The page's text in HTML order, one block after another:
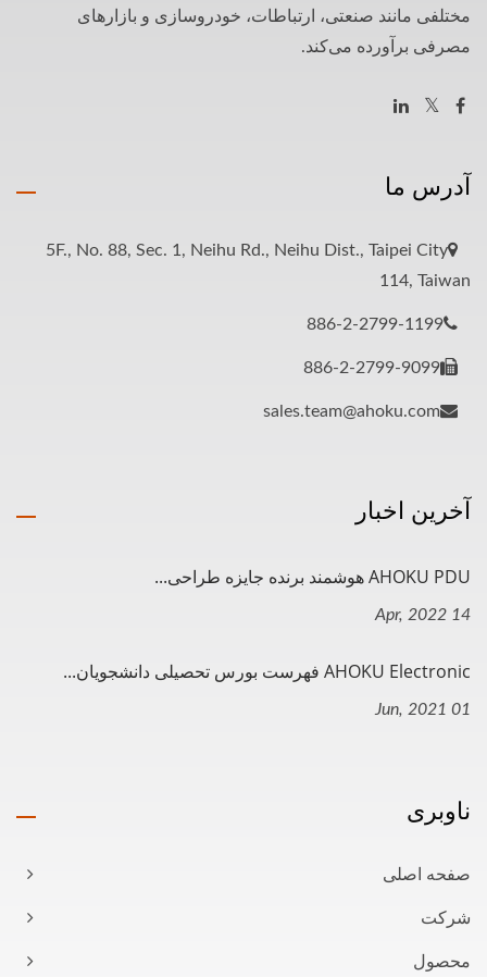
مختلفی مانند صنعتی، ارتباطات، خودروسازی و بازارهای
مصرفی برآورده می‌کند.
آدرس ما
5F., No. 88, Sec. 1, Neihu Rd., Neihu Dist., Taipei City
114, Taiwan
886-2-2799-1199
886-2-2799-9099
sales.team@ahoku.com
آخرین اخبار
AHOKU PDU هوشمند برنده جایزه طراحی...
14 Apr, 2022
AHOKU Electronic فهرست بورس تحصیلی دانشجویان...
01 Jun, 2021
ناوبری
صفحه اصلی
شرکت
محصول